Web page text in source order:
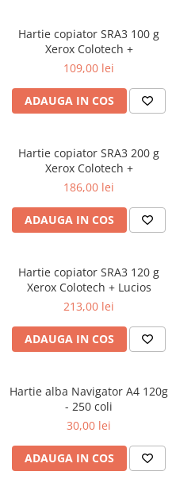
Hartie copiator SRA3 100 g
Xerox Colotech +
109,00 lei
ADAUGA IN COS
Hartie copiator SRA3 200 g
Xerox Colotech +
186,00 lei
ADAUGA IN COS
Hartie copiator SRA3 120 g
Xerox Colotech + Lucios
213,00 lei
ADAUGA IN COS
Hartie alba Navigator A4 120g
- 250 coli
30,00 lei
ADAUGA IN COS